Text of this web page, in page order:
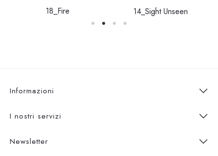
18_Fire 14_Sight Unseen
Informazioni
I nostri servizi
Newsletter